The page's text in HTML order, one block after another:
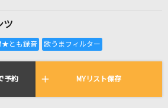
全国りれき
ムで歌われている曲の一覧
ツ
予約 MYリスト保存